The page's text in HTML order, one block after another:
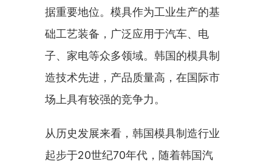
据重要地位。模具作为工业生产的基
础工艺装备，广泛应用于汽车、电
子、家电等众多领域。韩国的模具制
造技术先进，产品质量高，在国际市
场上具有较强的竞争力。
从历史发展来看，韩国模具制造行业
起步于20世纪70年代，随着韩国汽